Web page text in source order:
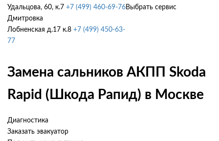
Удальцова, 60, к.7 +7 (499) 460-69-76
Дмитровка
Лобненская д.17 к.8 +7 (499) 450-63-
77
Выбрать сервис
Замена сальников АКПП Skoda
Rapid (Шкода Рапид) в Москве
Диагностика
Заказать эвакуатор